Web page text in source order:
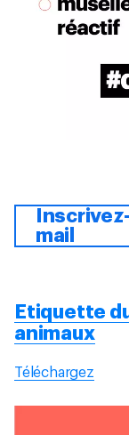
mail
Etiquette
animaux
Téléchargez